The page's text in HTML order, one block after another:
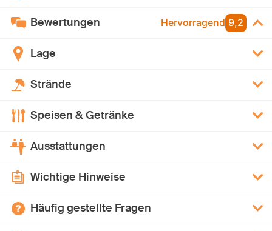
Bewertungen Hervorragend 9,2
Lage
Strände
Speisen & Getränke
Ausstattungen
Wichtige Hinweise
Häufig gestellte Fragen